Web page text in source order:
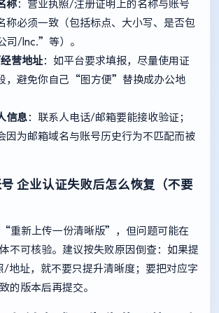
称 ：营业执照/注册证明上的名称与账号
称必须一致（包括标点、大小写、是否包
司/Inc.”等）。
营地址：如平台要求填报，尽量使用证
，避免你自己“图方便”替换成办公地
信息 ：联系人电话/邮箱要能接收验证；
因为邮箱域名与账号历史行为不匹配而被
企业认证失败后怎么恢复（不要
重新上传一份清晰版”，但问题可能在
不可核验。建议按失败原因倒查：如果提
/地址，就不要只提升清晰度；要把对应字
的版本后再提交。